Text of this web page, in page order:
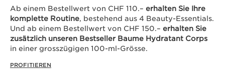
Ab einem Bestellwert von CHF 110.– erhalten Sie Ihre
komplette Routine, bestehend aus 4 Beauty-Essentials.
Und ab einem Bestellwert von CHF 150.– erhalten Sie
zusätzlich unseren Bestseller Baume Hydratant Corps
in einer grosszügigen 100-ml-Grösse.
PROFITIEREN